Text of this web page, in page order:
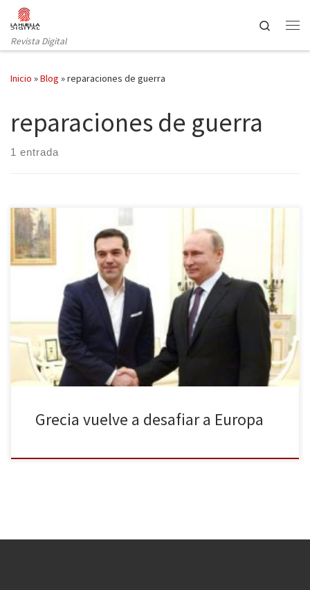
Saltar al contenido
Revista Digital
Search
Inicio »Blog »reparaciones de guerra
reparaciones de guerra
1 entrada
El Gobierno griego ha dado un paso adelante en su política
exterior acercándose a Rusia para trazar nuevos caminos hacia la
recuperación. Sin embargo, desde Bruselas se encargan de
recordar los compromisos que Grecia tiene con las instituciones
europeas y advierten de que distanciarse de la Unión Europea
supondría un […]
Grecia vuelve a desafiar a Europa